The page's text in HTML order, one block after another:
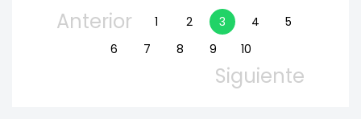
Anterior 1 2 3 4
5
6
7 8 9 10
Siguiente